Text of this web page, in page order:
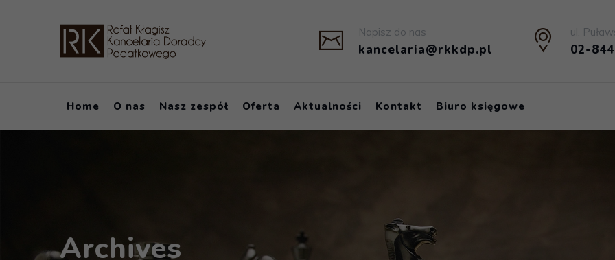
Napisz do nas
kancelaria@rkkdp.pl
ul.
02-
Home O nas Nasz zespół Oferta Aktualności Kontakt Biuro księgowe
Archives